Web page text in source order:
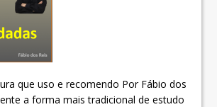
que uso e recomendo Por Fábio dos
a forma mais tradicional de estudo